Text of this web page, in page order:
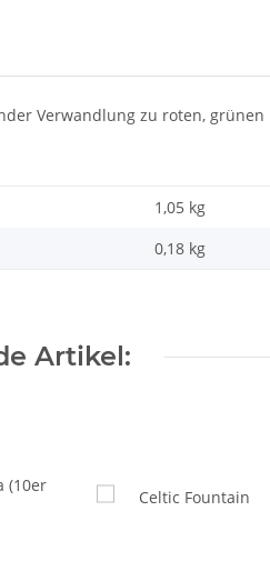
Verwandlung zu roten,
1,05 kg
0,18 kg
Artikel: